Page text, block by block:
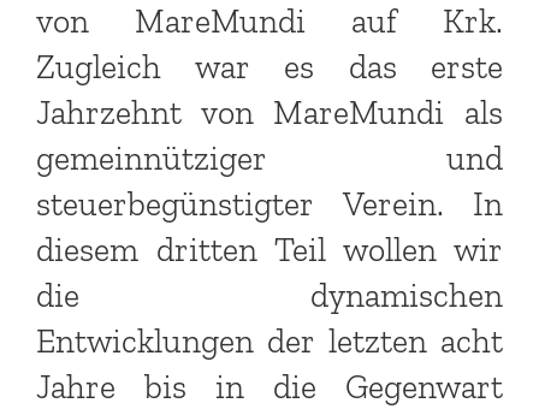
von MareMundi auf Krk.
Zugleich war es das erste
Jahrzehnt von MareMundi als
gemeinnütziger und
steuerbegünstigter Verein. In
diesem dritten Teil wollen wir
die dynamischen
Entwicklungen der letzten acht
Jahre bis in die Gegenwart